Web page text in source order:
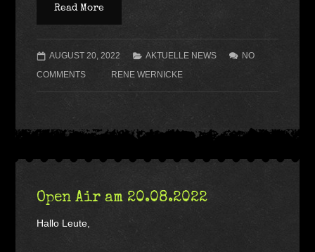
Read More
AUGUST 20, 2022 AKTUELLE NEWS
NO
COMMENTS
RENE WERNICKE
Open Air am 20.08.2022
Hallo Leute,